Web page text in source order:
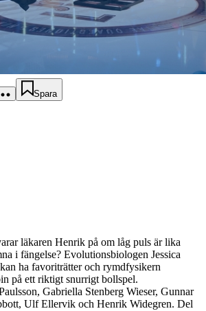
Spara
läkaren Henrik på om låg puls är lika
i fängelse? Evolutionsbiologen Jessica
ha favoriträtter och rymdfysikern
på ett riktigt snurrigt bollspel.
Gabriella Stenberg Wieser, Gunnar
Ulf Ellervik och Henrik Widegren. Del